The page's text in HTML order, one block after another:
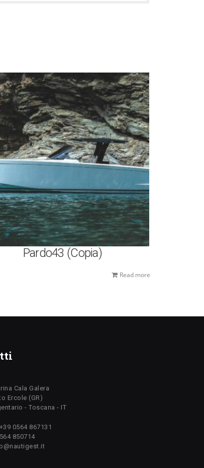
Pardo43 (Copia)
Read more
Cala Galera
Ercole (GR)
- Toscana - IT
0564 867131
850714